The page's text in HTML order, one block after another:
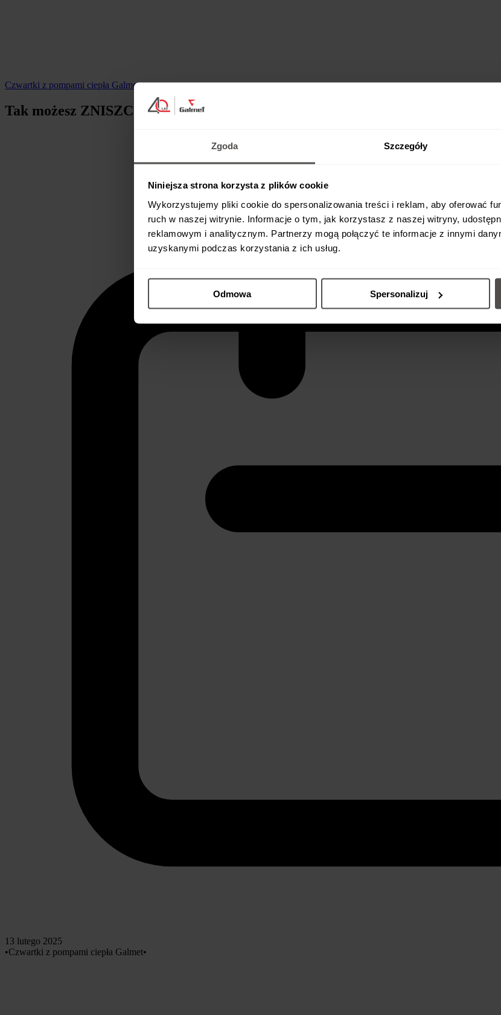
Zgoda Szczegóły
Niniejsza strona korzysta z plików cookie
Wykorzystujemy pliki cookie do spersonalizowania treści i reklam, aby oferować
ruch w naszej witrynie. Informacje o tym, jak korzystasz z naszej witryny,
reklamowym i analitycznym. Partnerzy mogą połączyć te informacje z innymi
uzyskanymi podczas korzystania z ich usług.
Odmowa Spersonalizuj
Czwartki z pompami ciepła Galmet
Tak możesz ZNISZCZYĆ instalację! Jak poprawnie łączyć rury?
13 lutego 2025
•Czwartki z pompami ciepła Galmet•